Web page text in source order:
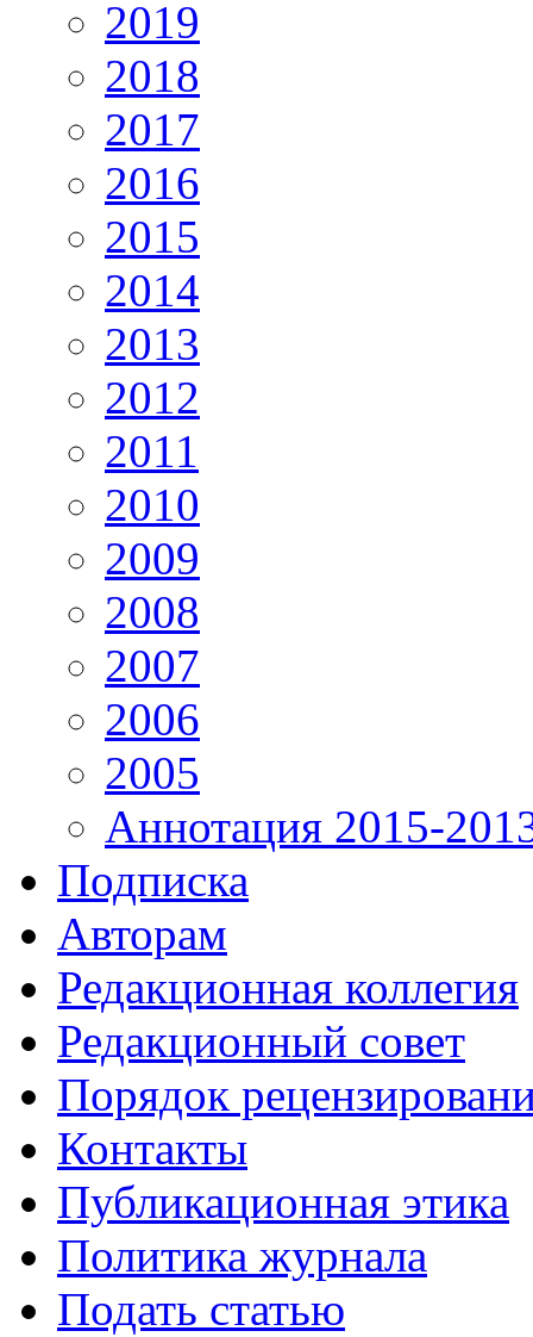
2019
2018
2017
2016
2015
2014
2013
2012
2011
2010
2009
2008
2007
2006
2005
Аннотация 2015-
Подписка
Авторам
Редакционная коллегия
Редакционный совет
Порядок
Контакты
Публикационная этика
Политика журнала
Подать статью